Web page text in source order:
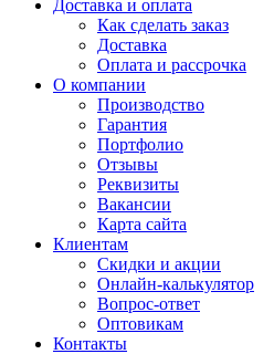
Доставка и оплата
Как сделать заказ
Доставка
Оплата и рассрочка
О компании
Производство
Гарантия
Портфолио
Отзывы
Реквизиты
Вакансии
Карта сайта
Клиентам
Скидки и акции
Онлайн-калькулятор
Вопрос-ответ
Оптовикам
Контакты